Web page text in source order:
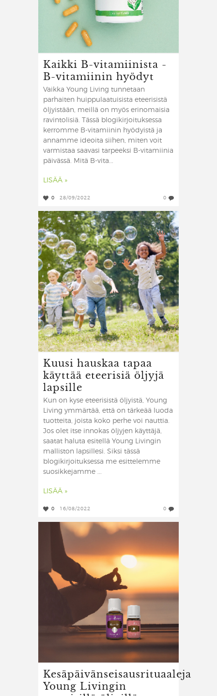
Kaikki B-vitamiinista -
B-vitamiinin hyödyt
Vaikka Young Living tunnetaan
parhaiten huippulaatuisista eteerisistä
öljyistään, meillä on myös erinomaisia
ravintolisiä. Tässä blogikirjoituksessa
kerromme B-vitamiinin hyödyistä ja
annamme ideoita siihen, miten voit
varmistaa saavasi tarpeeksi B-vitamiinia
päivässä. Mitä B-vita...
LISÄÄ »
0 28/09/2022 0
Kuusi hauskaa tapaa
käyttää eteerisiä öljyjä
lapsille
Kun on kyse eteerisistä öljyistä, Young
Living ymmärtää, että on tärkeää luoda
tuotteita, joista koko perhe voi nauttia.
Jos olet itse innokas öljyjen käyttäjä,
saatat haluta esitellä Young Livingin
malliston lapsillesi. Siksi tässä
blogikirjoituksessa me esittelemme
suosikkejamme ...
LISÄÄ »
0 16/08/2022 0
Kesäpäivänseisausrituaaleja
Young Livingin